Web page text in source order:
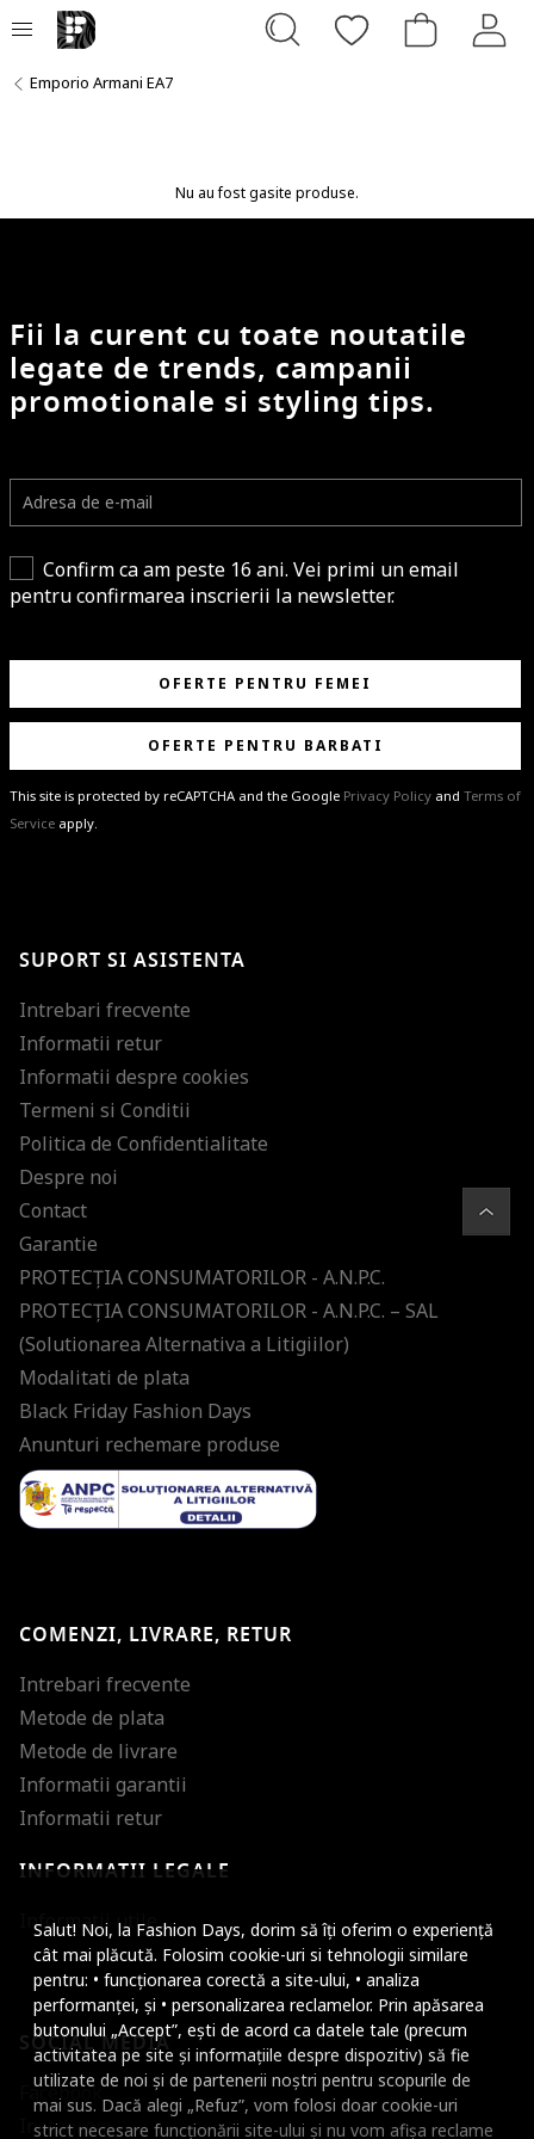
Salut! Noi, la Fashion Days, dorim să îți oferim o experiență
cât mai plăcută. Folosim cookie-uri si tehnologii similare
pentru: • funcționarea corectă a site-ului, • analiza
performanței, și • personalizarea reclamelor. Prin apăsarea
butonului „Accept”, ești de acord ca datele tale (precum
activitatea pe site și informațiile despre dispozitiv) să fie
utilizate de noi și de partenerii noștri pentru scopurile de
mai sus. Dacă alegi „Refuz”, vom folosi doar cookie-uri
strict necesare funcționării site-ului și nu vom afișa reclame
Emporio Armani EA7
Nu au fost gasite produse.
Fii la curent cu toate noutatile
legate de trends, campanii
promotionale si styling tips.
Confirm ca am peste 16 ani. Vei primi un email
pentru confirmarea inscrierii la newsletter.
OFERTE PENTRU FEMEI
OFERTE PENTRU BARBATI
This site is protected by reCAPTCHA and the Google Privacy Policy and Terms of
Service apply.
ultimele tendinte in moda!
SUPORT SI ASISTENTA
Intrebari frecvente
Informatii retur
Informatii despre cookies
Termeni si Conditii
Politica de Confidentialitate
Despre noi
Contact
Garantie
PROTECŢIA CONSUMATORILOR - A.N.P.C.
PROTECŢIA CONSUMATORILOR - A.N.P.C. – SAL
(Solutionarea Alternativa a Litigiilor)
Modalitati de plata
Black Friday Fashion Days
Anunturi rechemare produse
COMENZI, LIVRARE, RETUR
Intrebari frecvente
Metode de plata
Metode de livrare
Informatii garantii
Informatii retur
INFORMATII LEGALE
Informatii utile
SOCIAL MEDIA
Facebook
Instagram
Micsoreaza
Mareste spatierea
Micsoreaza
Mareste inaltimea